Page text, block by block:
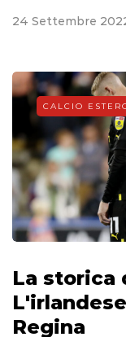
24 Settembre
CALCIO
La storica
Regina